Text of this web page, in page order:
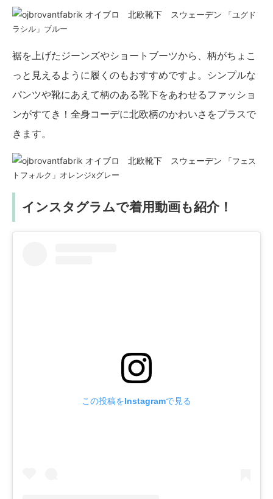
「ユグド
ラシル」ブルー
裾を上げたジーンズやショートブーツから、柄がちょこ
っと見えるように履くのもおすすめですよ。シンプルな
パンツや靴にあえて柄のある靴下をあわせるファッショ
ンがすてき！全身コーデに北欧柄のかわいさをプラスで
きます。
「フェス
トフォルク」オレンジxグレー
インスタグラムで着用動画も紹介！
この投稿をInstagramで見る